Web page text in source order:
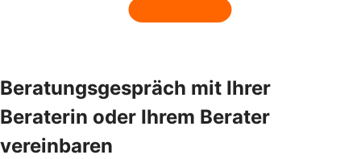
Beratungsgespräch mit Ihrer
Beraterin oder Ihrem Berater
vereinbaren